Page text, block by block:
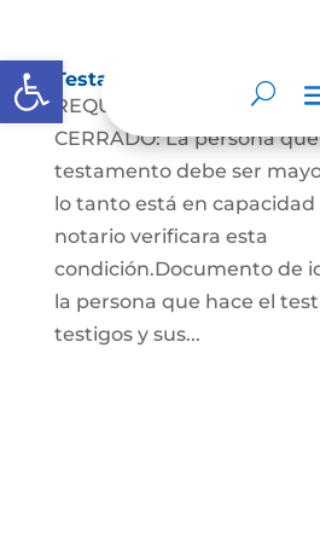
Abrir barra de herramientas
Testamento Cerrado
REQUISITOS PARA EL
CERRADO: La persona
testamento debe ser
lo tanto está en capacidad
notario verificara esta
condición.Documento de
la persona que hace el
testigos y sus...